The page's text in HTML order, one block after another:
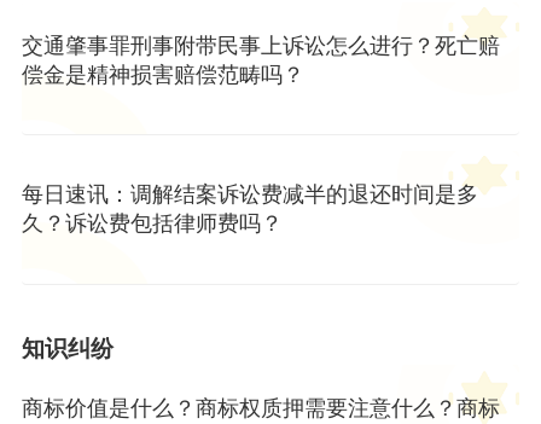
交通肇事罪刑事附带民事上诉讼怎么进行？死亡赔
偿金是精神损害赔偿范畴吗？
每日速讯：调解结案诉讼费减半的退还时间是多
久？诉讼费包括律师费吗？
知识纠纷
商标价值是什么？商标权质押需要注意什么？商标